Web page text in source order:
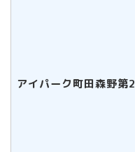
アイパーク町田森野第2